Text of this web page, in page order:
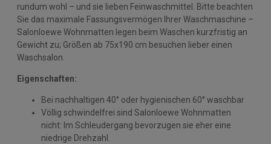
rundum wohl – und sie lieben Feinwaschmittel. Bitte beachten
Sie das maximale Fassungsvermögen Ihrer Waschmaschine –
Salonloewe Wohnmatten legen beim Waschen kurzfristig an
Gewicht zu; Größen ab 75x190 cm besuchen lieber einen
Waschsalon.
Eigenschaften:
Bei nachhaltigen 40° oder hygienischen 60° waschbar
Völlig schwindelfrei sind Salonloewe Wohnmatten
nicht: Im Schleudergang bevorzugen sie eher eine
niedrige Drehzahl.